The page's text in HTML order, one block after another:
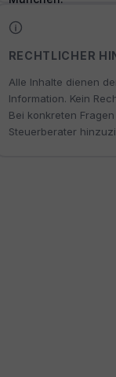
RECHTLICHER
Alle Inhalte dienen
Information. Kein
Bei konkreten
Steuerberater